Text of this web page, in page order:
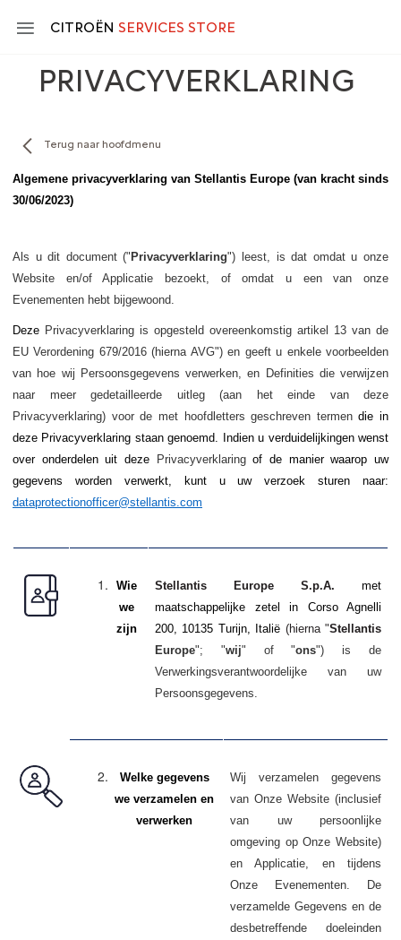
CITROËN SERVICES STORE
PRIVACYVERKLARING
Terug naar hoofdmenu
Algemene privacyverklaring van Stellantis Europe (van kracht sinds
30/06/2023)
Als u dit document (" Privacyverklaring") leest, is dat omdat u onze
Website en/of Applicatie bezoekt, of omdat u een van onze
Evenementen hebt bijgewoond.
Deze Privacyverklaring is opgesteld overeenkomstig artikel 13 van de
EU Verordening 679/2016 (hierna AVG") en geeft u enkele voorbeelden
van hoe wij Persoonsgegevens verwerken, en Definities die verwijzen
naar meer gedetailleerde uitleg (aan het einde van deze
Privacyverklaring) voor de met hoofdletters geschreven termendie in
deze Privacyverklaring staan genoemd. Indien u verduidelijkingen wenst
over onderdelen uit deze
Privacyverklaringof de manier waarop uw
gegevens worden verwerkt, kunt u uw verzoek sturen naar:
dataprotectionofficer@stellantis.com
Wie
we
zijn
Stellantis Europe S.p.A. met
maatschappelijke zetel in Corso Agnelli
200, 10135 Turijn, Italië (hierna "Stellantis
Europe"; "wij" of "ons") is de
Verwerkingsverantwoordelijke van uw
Persoonsgegevens.
Welke gegevens
we verzamelen en
verwerken
Wij verzamelen gegevens
van Onze Website (inclusief
van uw persoonlijke
omgeving op Onze Website)
en Applicatie, en tijdens
Onze Evenementen. De
verzamelde Gegevens en de
desbetreffende doeleinden